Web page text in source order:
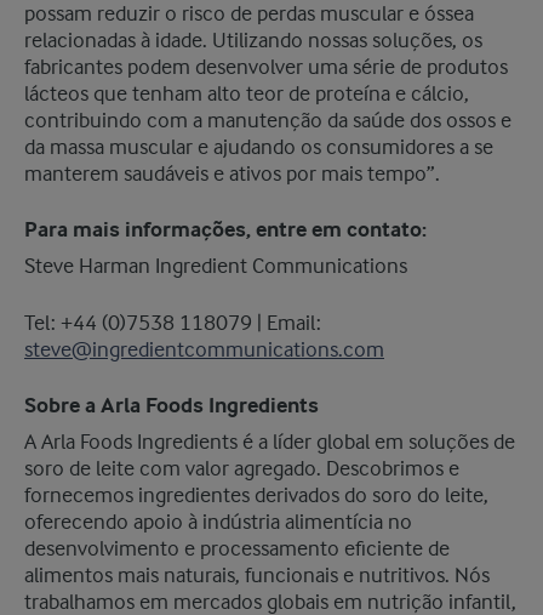
possam reduzir o risco de perdas muscular e óssea
relacionadas à idade. Utilizando nossas soluções, os
fabricantes podem desenvolver uma série de produtos
lácteos que tenham alto teor de proteína e cálcio,
contribuindo com a manutenção da saúde dos ossos e
da massa muscular e ajudando os consumidores a se
manterem saudáveis e ativos por mais tempo”.
Para mais informações, entre em contato:
Steve Harman Ingredient Communications
Tel: +44 (0)7538 118079 | Email:
steve@ingredientcommunications.com
Sobre a Arla Foods Ingredients
A Arla Foods Ingredients é a líder global em soluções de
soro de leite com valor agregado. Descobrimos e
fornecemos ingredientes derivados do soro do leite,
oferecendo apoio à indústria alimentícia no
desenvolvimento e processamento eficiente de
alimentos mais naturais, funcionais e nutritivos. Nós
trabalhamos em mercados globais em nutrição infantil,